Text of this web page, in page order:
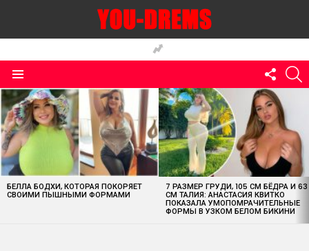
US
MOST
VIEWED
STORIES
БЕЛЛА БОДХИ, КОТОРАЯ ПОКОРЯЕТ
СВОИМИ ПЫШНЫМИ ФОРМАМИ
7 РАЗМЕР ГРУДИ, 105 СМ БЁДРА И 63
СМ ТАЛИЯ: АНАСТАСИЯ КВИТКО
ПОКАЗАЛА УМОПОМРАЧИТЕЛЬНЫЕ
ФОРМЫ В УЗКОМ БЕЛОМ БИКИНИ